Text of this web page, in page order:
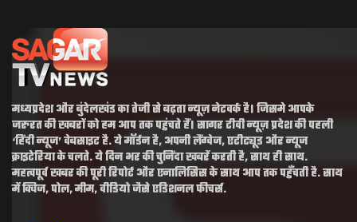
मध्यप्रदेश और बुंदेलखंड का तेजी से बढ़ता न्यूज़ नेटवर्क है। जिसमे आपके
जरुरत की खबरों को हम आप तक पहुंचते हैं। सागर टीवी न्यूज़ प्रदेश की पहली
‘हिंदी न्यूज’ वेबसाइट है. ये मॉर्डन है, अपनी लैंग्वेज, एटीट्यूड और न्यूज
क्राइटेरिया के चलते. ये दिन भर की चुनिंदा खबरें करती है, साथ ही साथ.
महत्वपूर्व खबर की पूरी रिपोर्ट और एनालिसिस के साथ आप तक पहुँचती है. साथ
में क्विज, पोल, मीम, वीडियो जैसे एडिशनल फीचर्स.